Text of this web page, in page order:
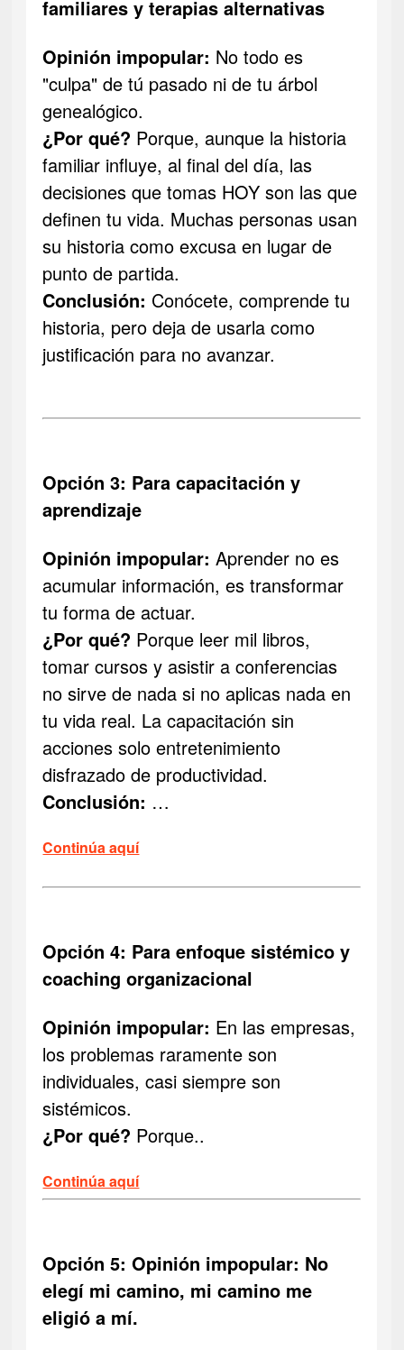
familiares y terapias alternativas
Opinión impopular: No todo es
"culpa" de tú pasado ni de tu árbol
genealógico.
¿Por qué? Porque, aunque la historia
familiar influye, al final del día, las
decisiones que tomas HOY son las que
definen tu vida. Muchas personas usan
su historia como excusa en lugar de
punto de partida.
Conclusión: Conócete, comprende tu
historia, pero deja de usarla como
justificación para no avanzar.
Opción 3: Para capacitación y
aprendizaje
Opinión impopular: Aprender no es
acumular información, es transformar
tu forma de actuar.
¿Por qué? Porque leer mil libros,
tomar cursos y asistir a conferencias
no sirve de nada si no aplicas nada en
tu vida real. La capacitación sin
acciones solo entretenimiento
disfrazado de productividad.
Conclusión: …
Continúa aquí
Opción 4: Para enfoque sistémico y
coaching organizacional
Opinión impopular: En las empresas,
los problemas raramente son
individuales, casi siempre son
sistémicos.
¿Por qué? Porque..
Continúa aquí
Opción 5: Opinión impopular: No
elegí mi camino, mi camino me
eligió a mí.